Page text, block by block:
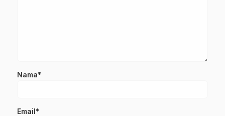
Nama*
Email*